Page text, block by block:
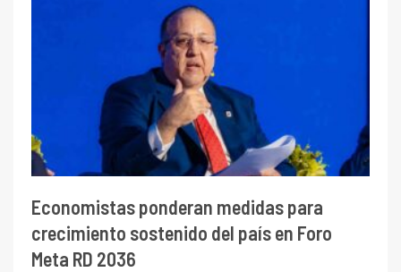
Economistas ponderan medidas para
crecimiento sostenido del país en Foro
Meta RD 2036